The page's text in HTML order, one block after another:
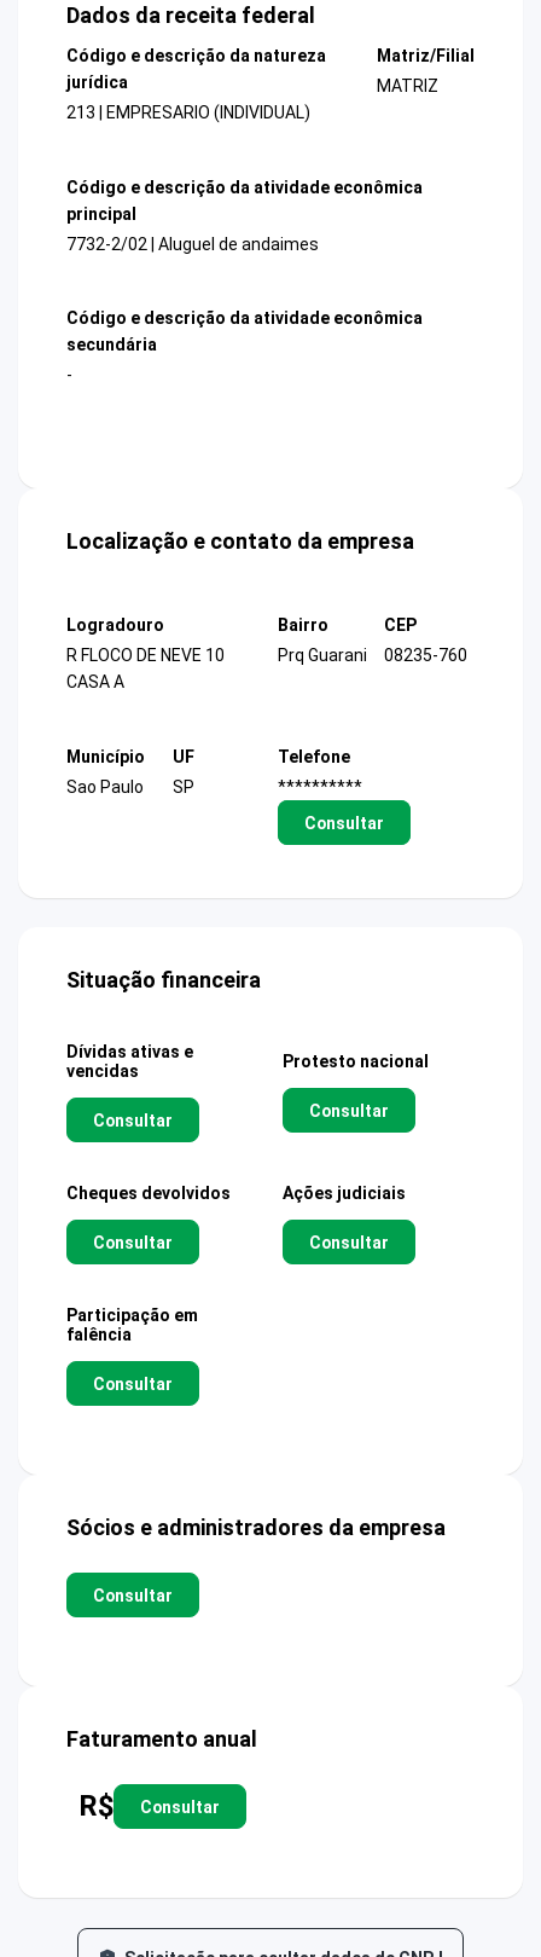
Dados da receita federal
Código e descrição da natureza
jurídica
213 | EMPRESARIO (INDIVIDUAL)
Matriz/Filial
MATRIZ
Código e descrição da atividade econômica
principal
7732-2/02 | Aluguel de andaimes
Código e descrição da atividade econômica
secundária
-
Localização e contato da empresa
Logradouro
R FLOCO DE NEVE 10
CASA A
Bairro
Prq Guarani
CEP
08235-760
Município
Sao Paulo
UF
SP
Telefone
**********
Consultar
Situação financeira
Dívidas ativas e
vencidas
Consultar
Protesto nacional
Consultar
Cheques devolvidos
Consultar
Ações judiciais
Consultar
Participação em
falência
Consultar
Sócios e administradores da empresa
Consultar
Faturamento anual
R$ Consultar